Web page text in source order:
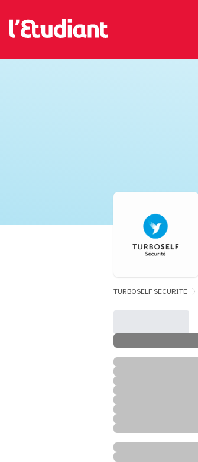
TURBOSELF SECURITE